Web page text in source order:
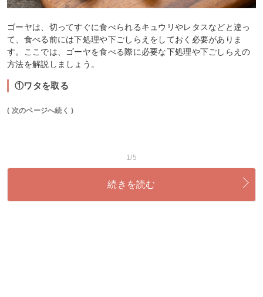
ゴーヤは、切ってすぐに食べられるキュウリやレタスなどと違っ
て、食べる前には下処理や下ごしらえをしておく必要がありま
す。ここでは、ゴーヤを食べる際に必要な下処理や下ごしらえの
方法を解説しましょう。
①ワタを取る
( 次のページへ続く )
1/5
続きを読む